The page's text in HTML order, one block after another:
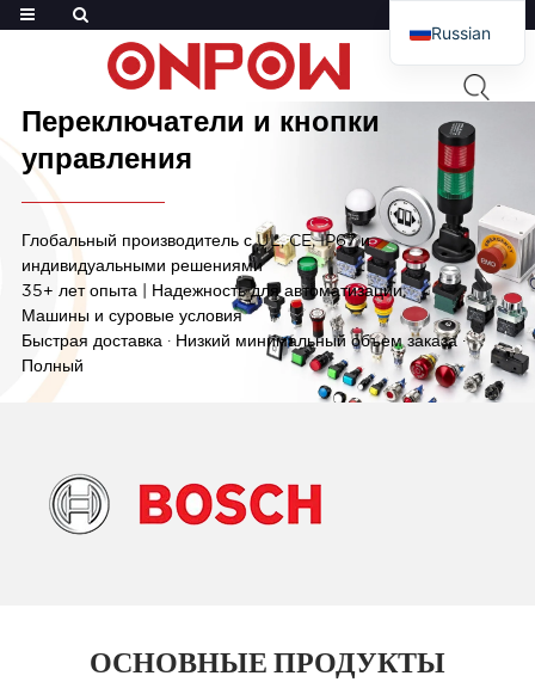
ОНПОУ— Промышленная кнопка
Переключатели и кнопки
управления
Глобальный производитель с UL, CE, IP67 и
индивидуальными решениями
35+ лет опыта | Надежность для автоматизации,
Машины и суровые условия
Быстрая доставка · Низкий минимальный объем заказа ·
Полный
ОСНОВНЫЕ ПРОДУКТЫ
Russian
English
Arabic
Polish
Spanish